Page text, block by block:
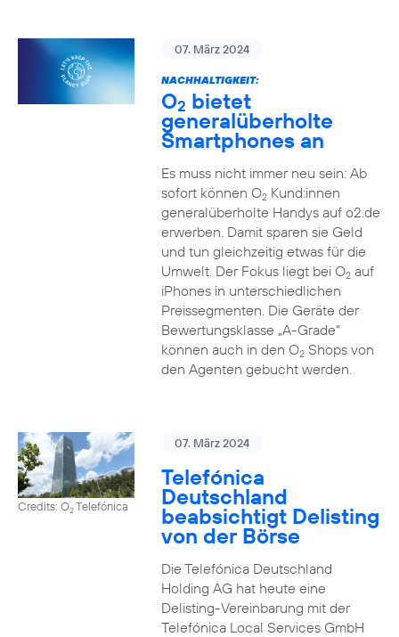
07. März 2024
NACHHALTIGKEIT:
O2 bietet
generalüberholte
Smartphones an
Es muss nicht immer neu sein: Ab
sofort können O2Kund:innen
generalüberholte Handys auf o2.de
erwerben. Damit sparen sie Geld
und tun gleichzeitig etwas für die
Umwelt. Der Fokus liegt bei O2auf
iPhones in unterschiedlichen
Preissegmenten. Die Geräte der
Bewertungsklasse „A-Grade“
können auch in den O2Shops von
den Agenten gebucht werden.
Credits: O2Telefónica
07. März 2024
Telefónica
Deutschland
beabsichtigt Delisting
von der Börse
Die Telefónica Deutschland
Holding AG hat heute eine
Delisting-Vereinbarung mit der
Telefónica Local Services GmbH